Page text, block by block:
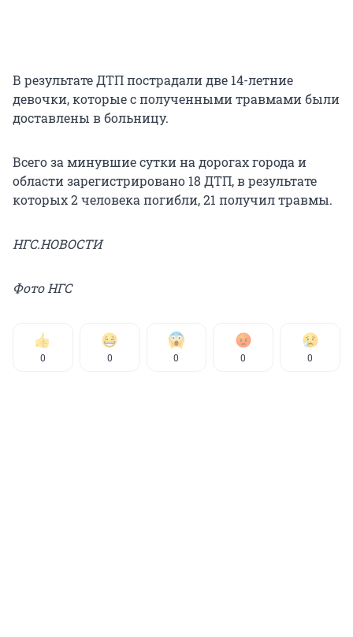
В результате ДТП пострадали две 14-летние
девочки, которые с полученными травмами были
доставлены в больницу.
Всего за минувшие сутки на дорогах города и
области зарегистрировано 18 ДТП, в результате
которых 2 человека погибли, 21 получил травмы.
НГС.НОВОСТИ
Фото НГС
0 0 0 0 0